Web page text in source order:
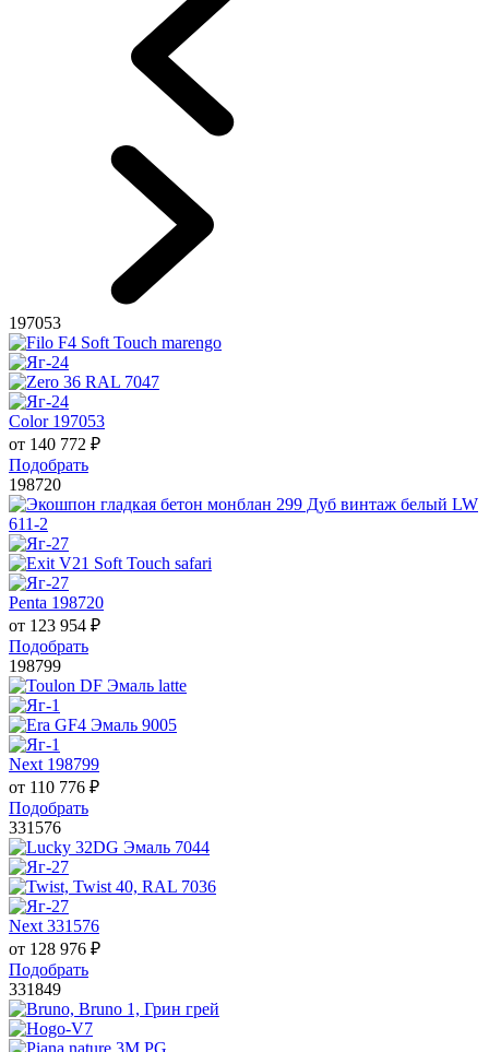
197053
Color 197053
от 140 772 ₽
Подобрать
198720
Penta 198720
от 123 954 ₽
Подобрать
198799
Next 198799
от 110 776 ₽
Подобрать
331576
Next 331576
от 128 976 ₽
Подобрать
331849